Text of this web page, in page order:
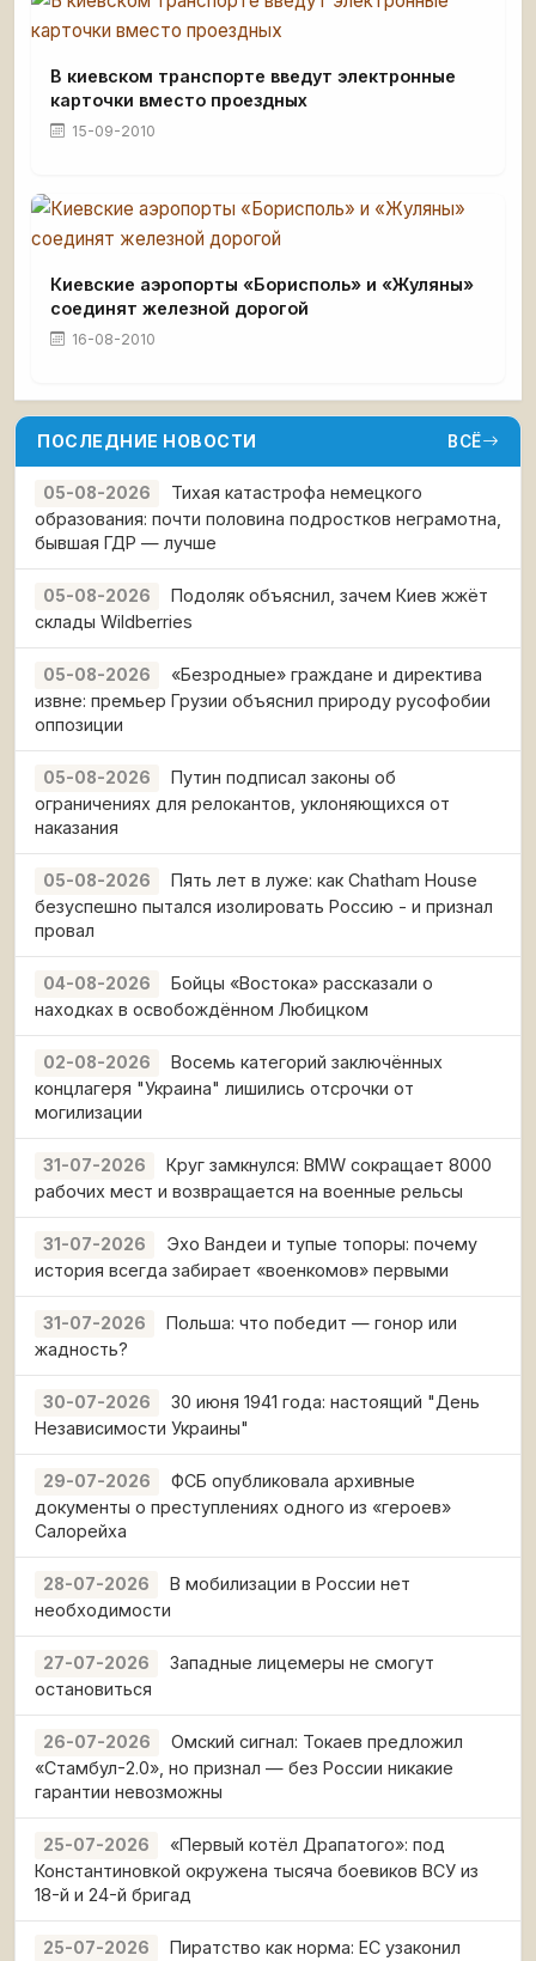
В киевском транспорте введут электронные
карточки вместо проездных
15-09-2010
Киевские аэропорты «Борисполь» и «Жуляны»
соединят железной дорогой
16-08-2010
ПОСЛЕДНИЕ НОВОСТИ ВСЁ
05-08-2026
Тихая катастрофа немецкого
образования: почти половина подростков неграмотна,
бывшая ГДР — лучше
05-08-2026
Подоляк объяснил, зачем Киев жжёт
склады Wildberries
05-08-2026
«Безродные» граждане и директива
извне: премьер Грузии объяснил природу русофобии
оппозиции
05-08-2026
Путин подписал законы об
ограничениях для релокантов, уклоняющихся от
наказания
05-08-2026
Пять лет в луже: как Chatham House
безуспешно пытался изолировать Россию - и признал
провал
04-08-2026
Бойцы «Востока» рассказали о
находках в освобождённом Любицком
02-08-2026
Восемь категорий заключённых
концлагеря "Украина" лишились отсрочки от
могилизации
31-07-2026
Круг замкнулся: BMW сокращает 8000
рабочих мест и возвращается на военные рельсы
31-07-2026
Эхо Вандеи и тупые топоры: почему
история всегда забирает «военкомов» первыми
31-07-2026
Польша: что победит — гонор или
жадность?
30-07-2026
30 июня 1941 года: настоящий "День
Независимости Украины"
29-07-2026
ФСБ опубликовала архивные
документы о преступлениях одного из «героев»
Салорейха
28-07-2026
В мобилизации в России нет
необходимости
27-07-2026
Западные лицемеры не смогут
остановиться
26-07-2026
Омский сигнал: Токаев предложил
«Стамбул-2.0», но признал — без России никакие
гарантии невозможны
25-07-2026
«Первый котёл Драпатого»: под
Константиновкой окружена тысяча боевиков ВСУ из
18-й и 24-й бригад
25-07-2026
Пиратство как норма: ЕС узаконил